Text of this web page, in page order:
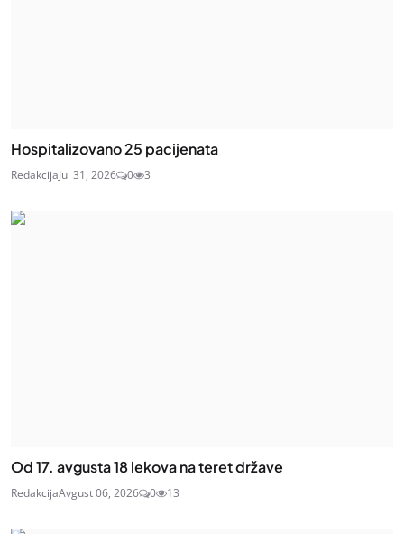
Hospitalizovano 25 pacijenata
RedakcijaJul 31, 2026 0 3
Od 17. avgusta 18 lekova na teret države
RedakcijaAvgust 06, 2026 0 13